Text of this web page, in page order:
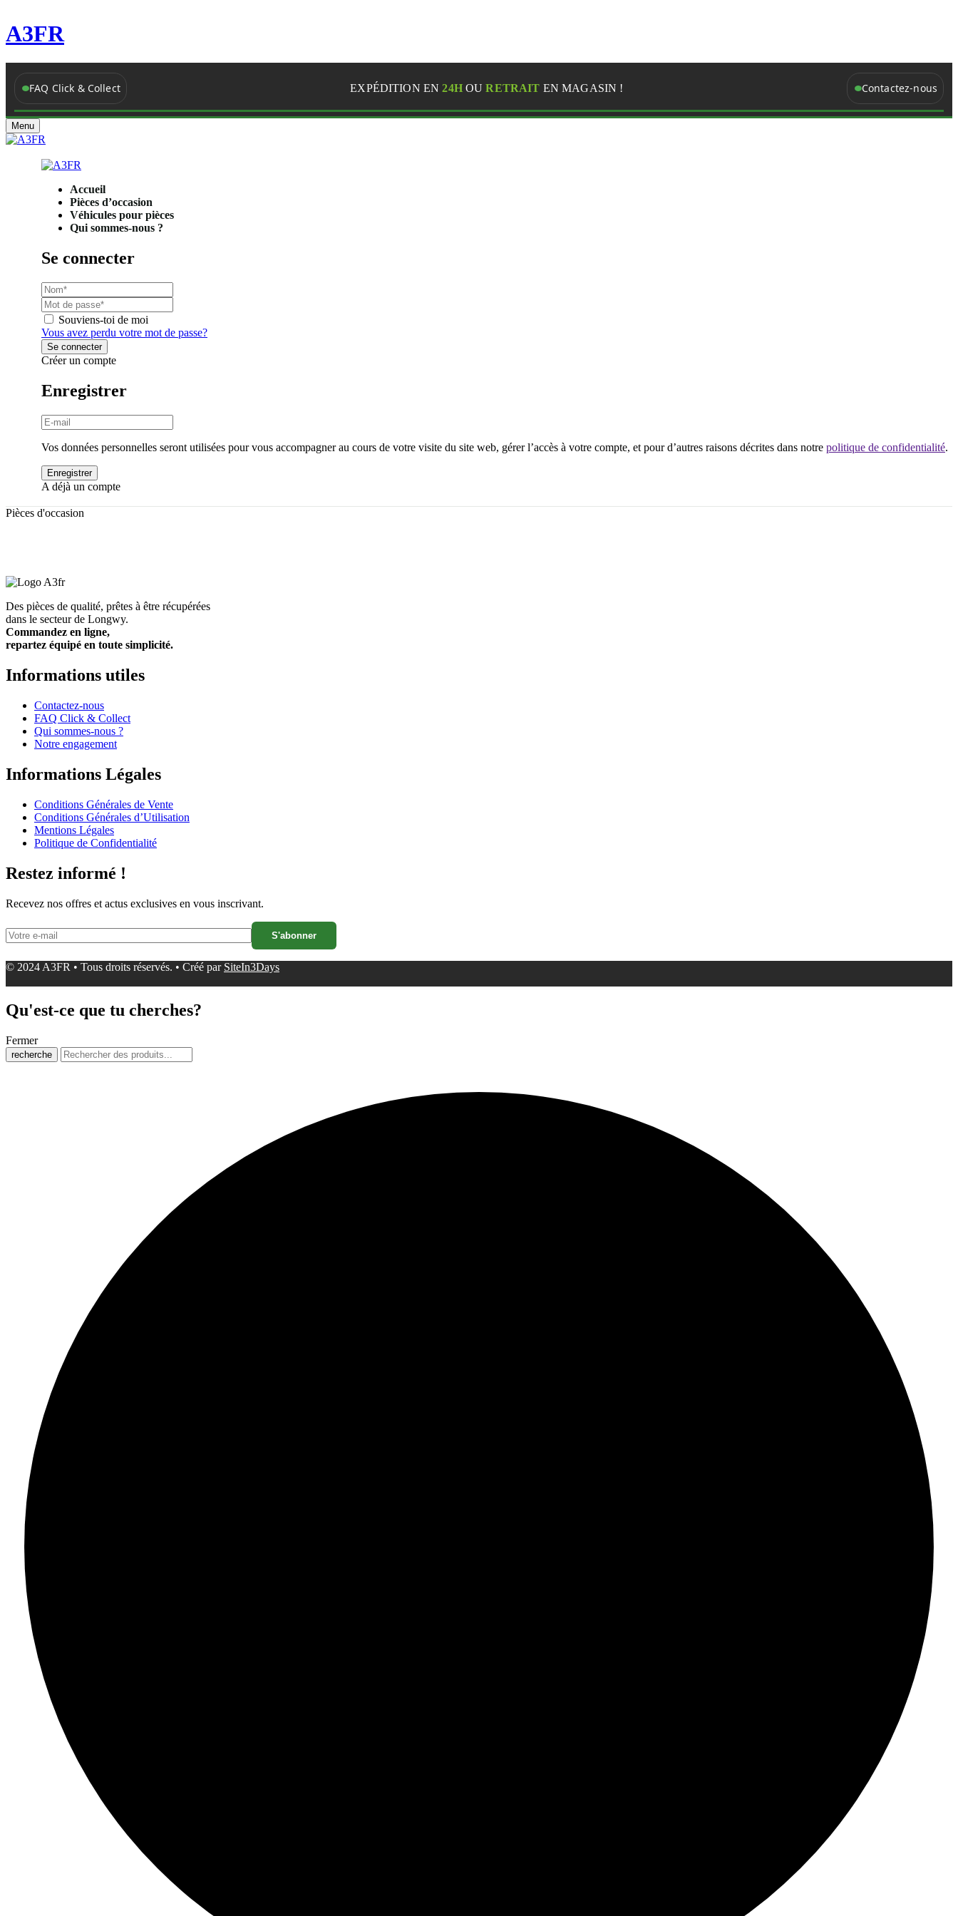
A3FR
FAQ Click & Collect EXPÉDITION EN24HOURETRAIT EN MAGASIN ! Contactez-nous
Menu
Accueil
Pièces d’occasion
Véhicules pour pièces
Qui sommes-nous ?
Se connecter
Souviens-toi de moi
Vous avez perdu votre mot de passe?
Créer un compte
Enregistrer
Vos données personnelles seront utilisées pour vous accompagner au cours de votre visite du site web, gérer l’accès à votre compte, et pour d’autres raisons décrites dans notre politique de confidentialité.
A déjà un compte
Pièces d'occasion
Des pièces de qualité, prêtes à être récupérées
dans le secteur de Longwy.
Commandez en ligne,
repartez équipé en toute simplicité.
Informations utiles
Contactez-nous
FAQ Click & Collect
Qui sommes-nous ?
Notre engagement
Informations Légales
Conditions Générales de Vente
Conditions Générales d’Utilisation
Mentions Légales
Politique de Confidentialité
Restez informé !
Recevez nos offres et actus exclusives en vous inscrivant.
© 2024 A3FR • Tous droits réservés. • Créé par SiteIn3Days
Qu'est-ce que tu cherches?
Fermer
recherche